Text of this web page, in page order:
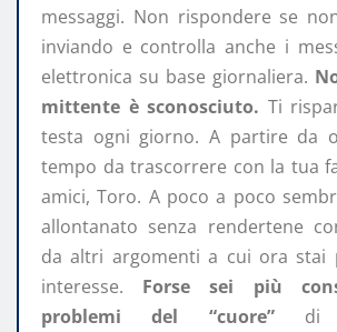
messaggi. Non rispondere se
inviando e controlla anche i
elettronica su base giornaliera.
mittente è sconosciuto. Ti
testa ogni giorno. A partire da
tempo da trascorrere con la tua
amici, Toro. A poco a poco
allontanato senza rendertene
da altri argomenti a cui ora stai
interesse. Forse sei più
problemi del “cuore”di